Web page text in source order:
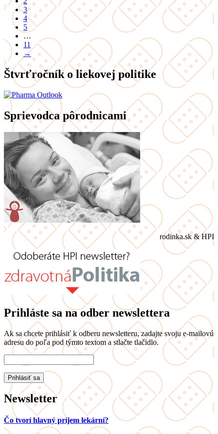
3
4
5
…
11
→
Štvrťročník o liekovej politike
Sprievodca pôrodnicami
rodinka.sk & HPI
Prihláste sa na odber newslettera
Ak sa chcete prihlásiť k odberu newsletteru, zadajte svoju e-mailovú
adresu do poľa pod týmto textom a stlačte tlačidlo.
Newsletter
Čo tvorí hlavný príjem lekární?